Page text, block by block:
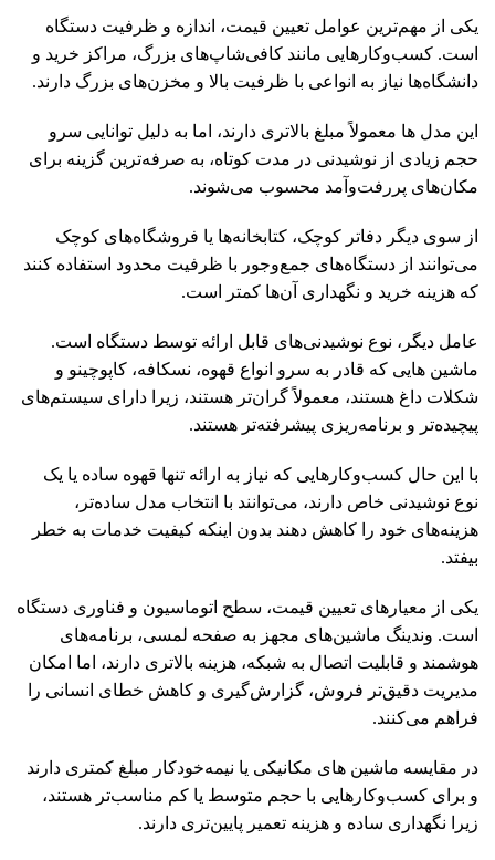
یکی از مهم‌ترین عوامل تعیین قیمت، اندازه و ظرفیت دستگاه
است. کسب‌وکارهایی مانند کافی‌شاپ‌های بزرگ، مراکز خرید و
دانشگاه‌ها نیاز به انواعی با ظرفیت بالا و مخزن‌های بزرگ دارند.
این مدل ها معمولاً مبلغ بالاتری دارند، اما به دلیل توانایی سرو
حجم زیادی از نوشیدنی در مدت کوتاه، به صرفه‌ترین گزینه برای
مکان‌های پررفت‌وآمد محسوب می‌شوند.
از سوی دیگر دفاتر کوچک، کتابخانه‌ها یا فروشگاه‌های کوچک
می‌توانند از دستگاه‌های جمع‌وجور با ظرفیت محدود استفاده کنند
که هزینه خرید و نگهداری آن‌ها کمتر است.
عامل دیگر، نوع نوشیدنی‌های قابل ارائه توسط دستگاه است.
ماشین هایی که قادر به سرو انواع قهوه، نسکافه، کاپوچینو و
شکلات داغ هستند، معمولاً گران‌تر هستند، زیرا دارای سیستم‌های
پیچیده‌تر و برنامه‌ریزی پیشرفته‌تر هستند.
با این حال کسب‌وکارهایی که نیاز به ارائه تنها قهوه ساده یا یک
نوع نوشیدنی خاص دارند، می‌توانند با انتخاب مدل ساده‌تر،
هزینه‌های خود را کاهش دهند بدون اینکه کیفیت خدمات به خطر
بیفتد.
یکی از معیارهای تعیین قیمت، سطح اتوماسیون و فناوری دستگاه
است. وندینگ ماشین‌های مجهز به صفحه لمسی، برنامه‌های
هوشمند و قابلیت اتصال به شبکه، هزینه بالاتری دارند، اما امکان
مدیریت دقیق‌تر فروش، گزارش‌گیری و کاهش خطای انسانی را
فراهم می‌کنند.
در مقایسه ماشین های مکانیکی یا نیمه‌خودکار مبلغ کمتری دارند
و برای کسب‌وکارهایی با حجم متوسط یا کم مناسب‌تر هستند،
زیرا نگهداری ساده و هزینه تعمیر پایین‌تری دارند.